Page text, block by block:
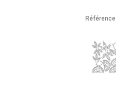
Référence